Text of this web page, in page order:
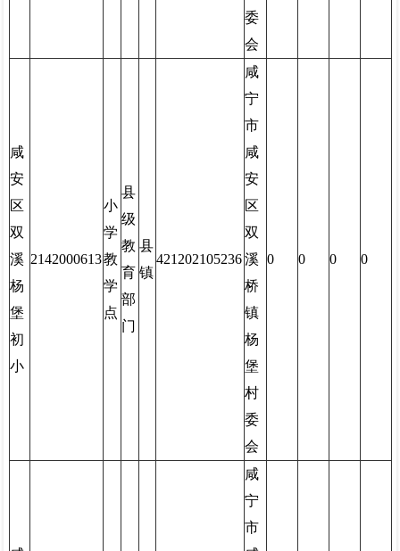
委
会
咸
安
区
双
溪
杨
堡
初
小
2142000613
小
学
教
学
点
县
级
教
育
部
门
县
镇
421202105236
咸
宁
市
咸
安
区
双
溪
桥
镇
杨
堡
村
委
会
0 0 0 0
咸
宁
市